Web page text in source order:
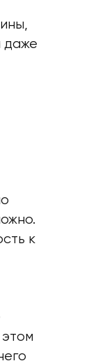
даже
к